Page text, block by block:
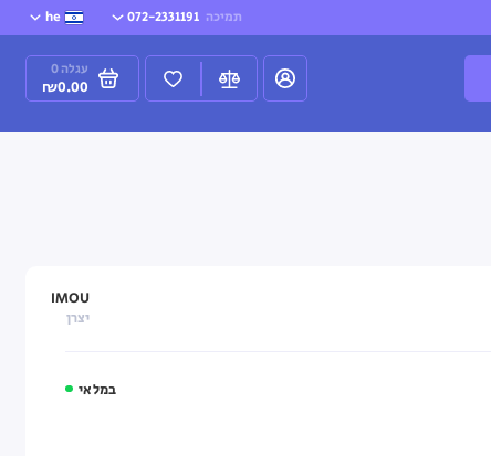
תמיכה 072-2331191
he
עגלה 0
₪0.00
במלאי
IMOU
יצרן